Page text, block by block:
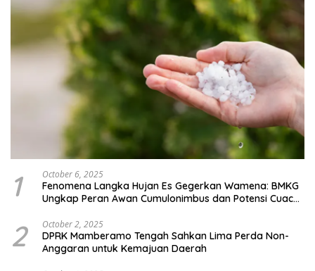
1 October 6, 2025
Fenomena Langka Hujan Es Gegerkan Wamena: BMKG
Ungkap Peran Awan Cumulonimbus dan Potensi Cuaca
2 October 2, 2025
DPRK Mamberamo Tengah Sahkan Lima Perda Non-
Anggaran untuk Kemajuan Daerah